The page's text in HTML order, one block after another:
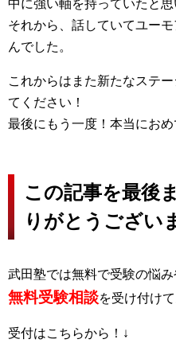
中に強い軸を持っていたと思
それから、話していてユー
んでした。
これからはまた新たなステ
てください！
最後にもう一度！本当におめ
この記事を最後
りがとうござい
武田塾では無料で受験の悩
無料受験相談を受け付け
受付はこちらから！↓